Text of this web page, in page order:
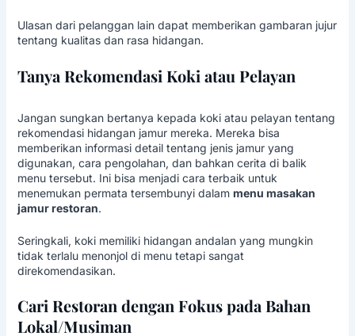
Ulasan dari pelanggan lain dapat memberikan gambaran jujur
tentang kualitas dan rasa hidangan.
Tanya Rekomendasi Koki atau Pelayan
Jangan sungkan bertanya kepada koki atau pelayan tentang
rekomendasi hidangan jamur mereka. Mereka bisa
memberikan informasi detail tentang jenis jamur yang
digunakan, cara pengolahan, dan bahkan cerita di balik
menu tersebut. Ini bisa menjadi cara terbaik untuk
menemukan permata tersembunyi dalam menu masakan
jamur restoran.
Seringkali, koki memiliki hidangan andalan yang mungkin
tidak terlalu menonjol di menu tetapi sangat
direkomendasikan.
Cari Restoran dengan Fokus pada Bahan
Lokal/Musiman